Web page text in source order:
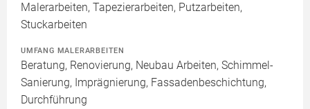
Malerarbeiten, Tapezierarbeiten, Putzarbeiten,
Stuckarbeiten
UMFANG MALERARBEITEN
Beratung, Renovierung, Neubau Arbeiten, Schimmel-
Sanierung, Imprägnierung, Fassadenbeschichtung,
Durchführung